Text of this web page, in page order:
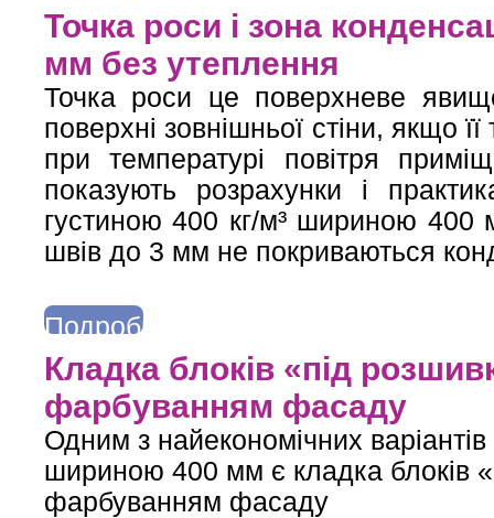
Точка роси і зона
мм без утеплення
Точка роси це поверхневе
поверхні зовнішньої стіни, якщо
при температурі повітря
показують розрахунки і
густиною 400 кг/м³ шириною 400
швів до 3 мм не покриваються
Подробнее
Кладка блоків «під
фарбуванням фасаду
Одним з найекономічних
шириною 400 мм є кладка блоків
фарбуванням фасаду